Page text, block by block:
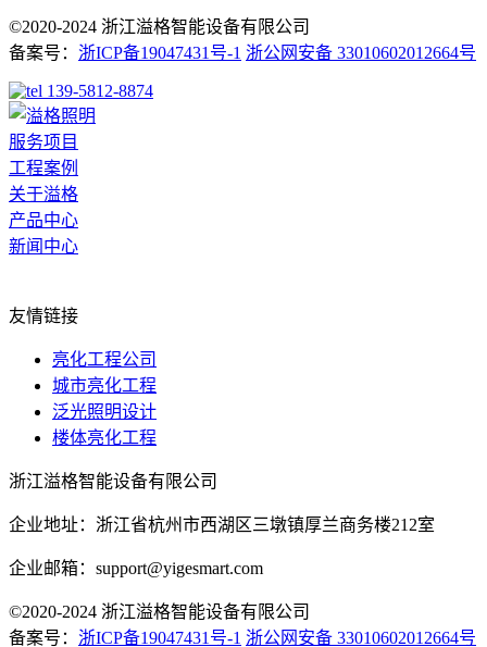
©2020-2024 浙江溢格智能设备有限公司
备案号： 浙ICP备19047431号-1 浙公网安备 33010602012664号
139-5812-8874
服务项目
工程案例
关于溢格
产品中心
新闻中心
友情链接
亮化工程公司
城市亮化工程
泛光照明设计
楼体亮化工程
浙江溢格智能设备有限公司
企业地址：浙江省杭州市西湖区三墩镇厚兰商务楼212室
企业邮箱：support@yigesmart.com
©2020-2024 浙江溢格智能设备有限公司
备案号： 浙ICP备19047431号-1 浙公网安备 33010602012664号